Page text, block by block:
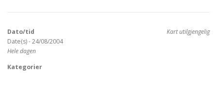
OM GRANLI INFO
Kart utilgjengelig
Dato/tid
Date(s) - 24/08/2004
Hele dagen
Kategorier